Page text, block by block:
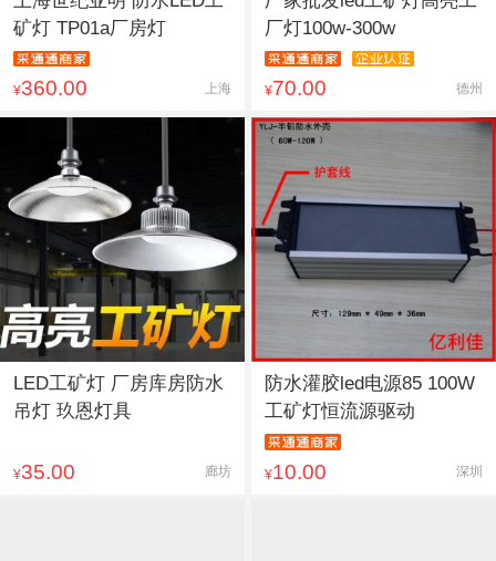
矿灯 TP01a厂房灯
¥360.00 上海
厂灯100w-300w
¥70.00 德州
LED工矿灯 厂房库房防水
吊灯 玖恩灯具
¥35.00 廊坊
防水灌胶led电源85 100W
工矿灯恒流源驱动
¥10.00 深圳